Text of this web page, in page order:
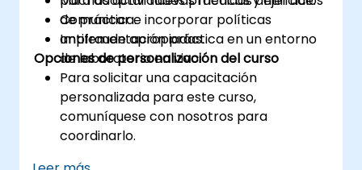
Comunicar e incorporar políticas
antifraude apropiadas.
de práctica.
Implementación práctica en un entorno
de laboratorio en vivo.
Opciones de personalización del curso
Para solicitar una capacitación
personalizada para este curso,
comuníquese con nosotros para
coordinarlo.